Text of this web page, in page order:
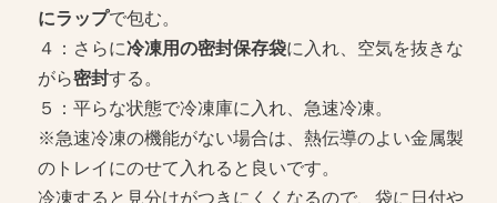
にラップで包む。
４：さらに冷凍用の密封保存袋に入れ、空気を抜きな
がら密封する。
５：平らな状態で冷凍庫に入れ、急速冷凍。
※急速冷凍の機能がない場合は、熱伝導のよい金属製
のトレイにのせて入れると良いです。
冷凍すると見分けがつきにくくなるので、袋に日付や